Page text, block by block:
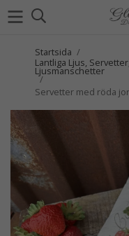
Startsida /
Lantliga Ljus,
Ljusmanschetter
/
Servetter med röda